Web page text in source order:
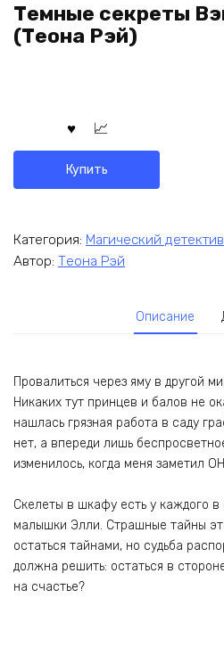
Темные секреты
(Теона Рэй)
Купить
Категория: Магический детектив
Автор: Теона Рэй
Описание
Провалиться через яму в другой
Никаких тут принцев и балов не
нашлась грязная работа в саду
нет, а впереди лишь
изменилось, когда меня заметил
Скелеты в шкафу есть у каждого
малышки Элли. Страшные тайны
остаться тайнами, но судьба
должна решить: остаться в
на счастье?